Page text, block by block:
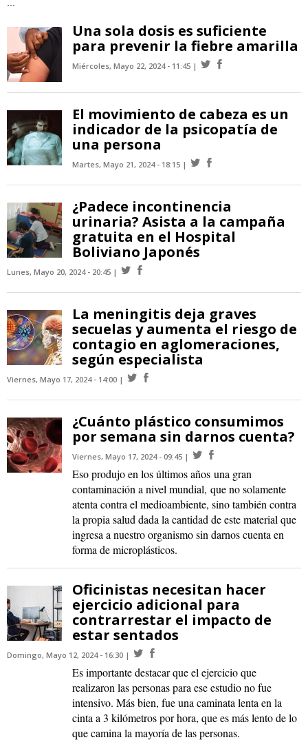
Una sola dosis es suficiente
para prevenir la fiebre amarilla
Miércoles, Mayo 22, 2024 - 11:45
El movimiento de cabeza es un
indicador de la psicopatía de
una persona
Martes, Mayo 21, 2024 - 18:15
¿Padece incontinencia
urinaria? Asista a la campaña
gratuita en el Hospital
Boliviano Japonés
Lunes, Mayo 20, 2024 - 20:45
La meningitis deja graves
secuelas y aumenta el riesgo de
contagio en aglomeraciones,
según especialista
Viernes, Mayo 17, 2024 - 14:00
¿Cuánto plástico consumimos
por semana sin darnos cuenta?
Viernes, Mayo 17, 2024 - 09:45
Eso produjo en los últimos años una gran
contaminación a nivel mundial, que no solamente
atenta contra el medioambiente, sino también contra
la propia salud dada la cantidad de este material que
ingresa a nuestro organismo sin darnos cuenta en
forma de microplásticos.
Oficinistas necesitan hacer
ejercicio adicional para
contrarrestar el impacto de
estar sentados
Domingo, Mayo 12, 2024 - 16:30
Es importante destacar que el ejercicio que
realizaron las personas para ese estudio no fue
intensivo. Más bien, fue una caminata lenta en la
cinta a 3 kilómetros por hora, que es más lento de lo
que camina la mayoría de las personas.